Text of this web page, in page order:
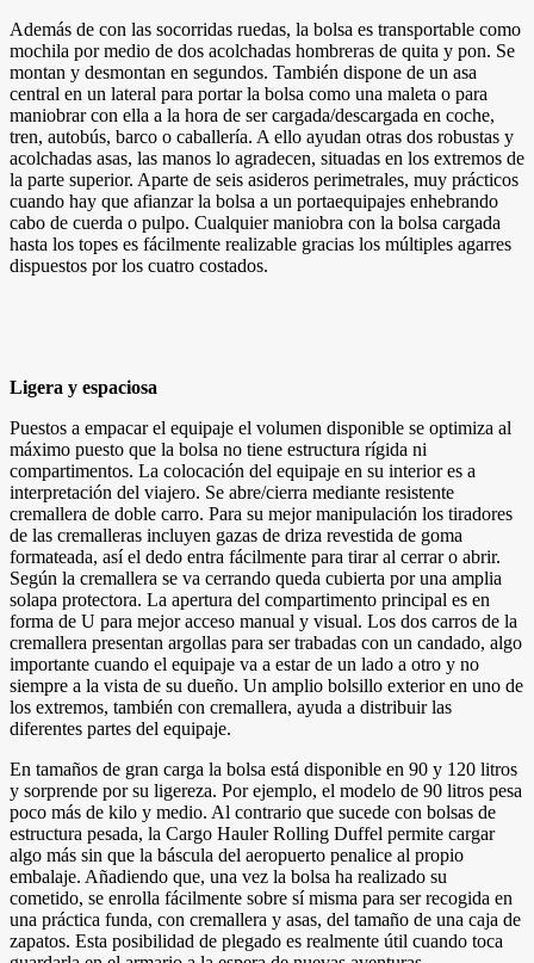
Además de con las socorridas ruedas, la bolsa es transportable como
mochila por medio de dos acolchadas hombreras de quita y pon. Se
montan y desmontan en segundos. También dispone de un asa
central en un lateral para portar la bolsa como una maleta o para
maniobrar con ella a la hora de ser cargada/descargada en coche,
tren, autobús, barco o caballería. A ello ayudan otras dos robustas y
acolchadas asas, las manos lo agradecen, situadas en los extremos de
la parte superior. Aparte de seis asideros perimetrales, muy prácticos
cuando hay que afianzar la bolsa a un portaequipajes enhebrando
cabo de cuerda o pulpo. Cualquier maniobra con la bolsa cargada
hasta los topes es fácilmente realizable gracias los múltiples agarres
dispuestos por los cuatro costados.
Ligera y espaciosa
Puestos a empacar el equipaje el volumen disponible se optimiza al
máximo puesto que la bolsa no tiene estructura rígida ni
compartimentos. La colocación del equipaje en su interior es a
interpretación del viajero. Se abre/cierra mediante resistente
cremallera de doble carro. Para su mejor manipulación los tiradores
de las cremalleras incluyen gazas de driza revestida de goma
formateada, así el dedo entra fácilmente para tirar al cerrar o abrir.
Según la cremallera se va cerrando queda cubierta por una amplia
solapa protectora. La apertura del compartimento principal es en
forma de U para mejor acceso manual y visual. Los dos carros de la
cremallera presentan argollas para ser trabadas con un candado, algo
importante cuando el equipaje va a estar de un lado a otro y no
siempre a la vista de su dueño. Un amplio bolsillo exterior en uno de
los extremos, también con cremallera, ayuda a distribuir las
diferentes partes del equipaje.
En tamaños de gran carga la bolsa está disponible en 90 y 120 litros
y sorprende por su ligereza. Por ejemplo, el modelo de 90 litros pesa
poco más de kilo y medio. Al contrario que sucede con bolsas de
estructura pesada, la Cargo Hauler Rolling Duffel permite cargar
algo más sin que la báscula del aeropuerto penalice al propio
embalaje. Añadiendo que, una vez la bolsa ha realizado su
cometido, se enrolla fácilmente sobre sí misma para ser recogida en
una práctica funda, con cremallera y asas, del tamaño de una caja de
zapatos. Esta posibilidad de plegado es realmente útil cuando toca